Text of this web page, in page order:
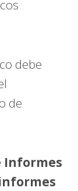
debe
de
Informes